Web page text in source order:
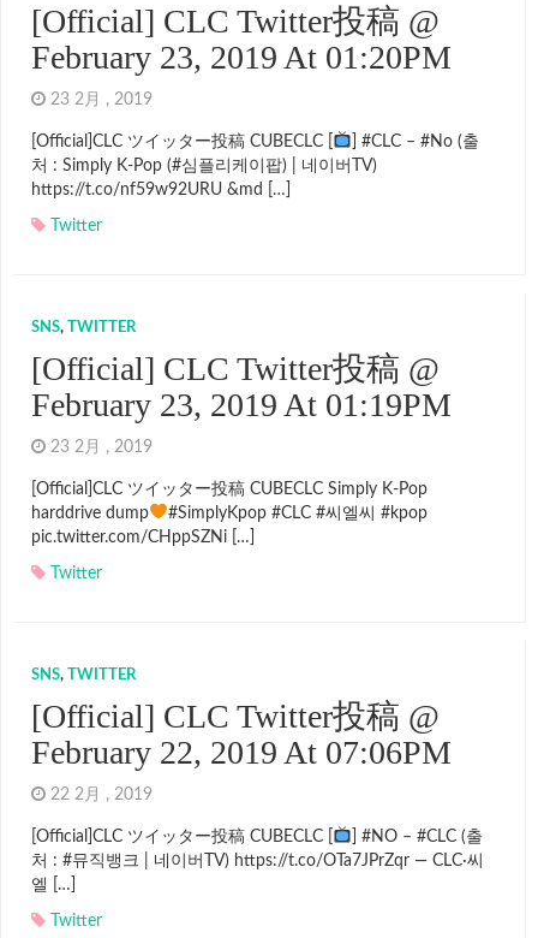
[Official] CLC Twitter投稿 @
February 23, 2019 At 01:20PM
23 2月 , 2019
[Official]CLC ツイッター投稿 CUBECLC [
] #CLC – #No (출
처 : Simply K-Pop (#심플리케이팝) | 네이버TV)
https://t.co/nf59w92URU &md […]
Twitter
SNS, TWITTER
[Official] CLC Twitter投稿 @
February 23, 2019 At 01:19PM
23 2月 , 2019
[Official]CLC ツイッター投稿 CUBECLC Simply K-Pop
harddrive dump
#SimplyKpop #CLC #씨엘씨 #kpop
pic.twitter.com/CHppSZNi […]
Twitter
SNS, TWITTER
[Official] CLC Twitter投稿 @
February 22, 2019 At 07:06PM
22 2月 , 2019
[Official]CLC ツイッター投稿 CUBECLC [
] #NO – #CLC (출
처 : #뮤직뱅크 | 네이버TV) https://t.co/OTa7JPrZqr — CLC·씨
엘 […]
Twitter